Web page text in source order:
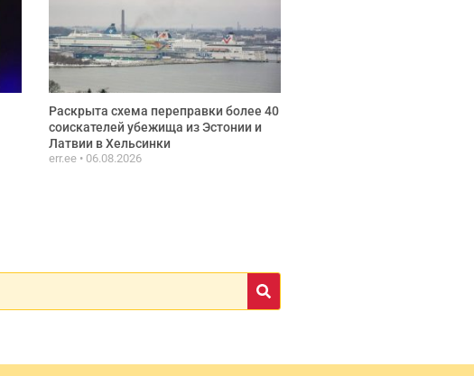
Раскрыта схема переправки более 40
соискателей убежища из Эстонии и
Латвии в Хельсинки
err.ee 06.08.2026